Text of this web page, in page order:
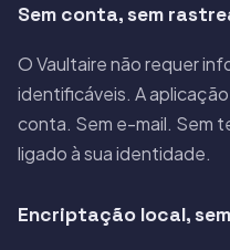
Sem conta, sem
O Vaultaire não requer
identificáveis. A
conta. Sem e-mail. Sem
ligado à sua identidade.
Encriptação local,